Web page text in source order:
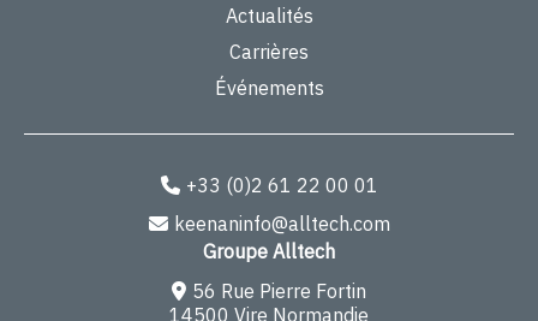
Actualités
Carrières
Événements
+33 (0)2 61 22 00 01
keenaninfo@alltech.com
Groupe Alltech
56 Rue Pierre Fortin
14500 Vire Normandie